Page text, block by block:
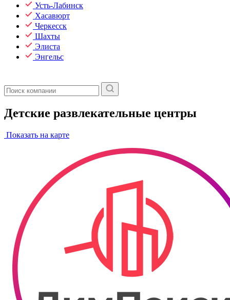
Усть-Лабинск
Хасавюрт
Черкесск
Шахты
Элиста
Энгельс
Детские развлекательные центры
Показать на карте